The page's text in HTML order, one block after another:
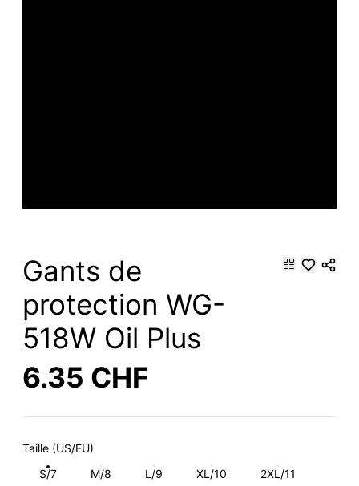
Gants de
protection WG-
518W Oil Plus
6.35 CHF
Taille (US/EU)
S/7
M/8 L/9 XL/10 2XL/11